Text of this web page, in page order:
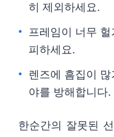
히 제외하세요.
프레임이 너무
피하세요.
렌즈에 흠집이
야를 방해합니다.
한순간의 잘못된